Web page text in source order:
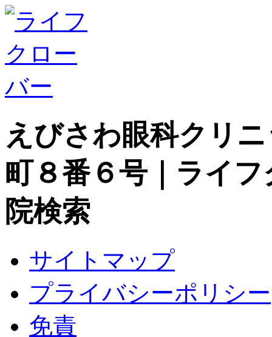
えびさわ眼科クリ
町８番６号｜ライ
院検索
サイトマップ
プライバシーポリシー
免責